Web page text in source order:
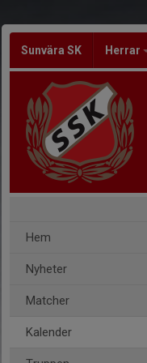
Sunvära SK Herrar
Hem
Nyheter
Matcher
Kalender